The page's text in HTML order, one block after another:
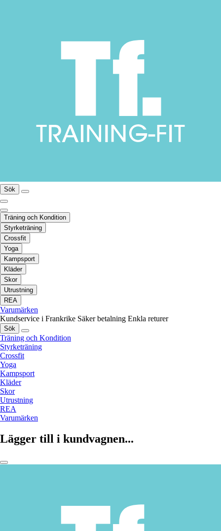
Sök
Träning och Kondition
Styrketräning
Crossfit
Yoga
Kampsport
Kläder
Skor
Utrustning
REA
Varumärken
Kundservice i Frankrike Säker betalning Enkla returer
Sök
Träning och Kondition
Styrketräning
Crossfit
Yoga
Kampsport
Kläder
Skor
Utrustning
REA
Varumärken
Lägger till i kundvagnen...